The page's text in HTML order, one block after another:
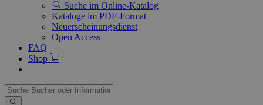
Suche im Online-Katalog
Kataloge im PDF-Format
Neuerscheinungsdienst
Open Access
FAQ
Shop